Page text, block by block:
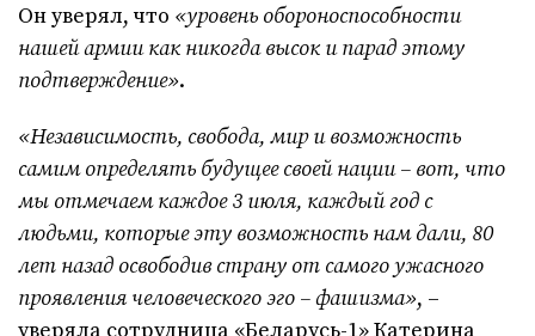
Он уверял, что «уровень обороноспособности
нашей армии как никогда высок и парад этому
подтверждение».
«Независимость, свобода, мир и возможность
самим определять будущее своей нации – вот, что
мы отмечаем каждое 3 июля, каждый год с
людьми, которые эту возможность нам дали, 80
лет назад освободив страну от самого ужасного
проявления человеческого эго – фашизма», –
уверяла сотрудница «Беларусь-1» Катерина